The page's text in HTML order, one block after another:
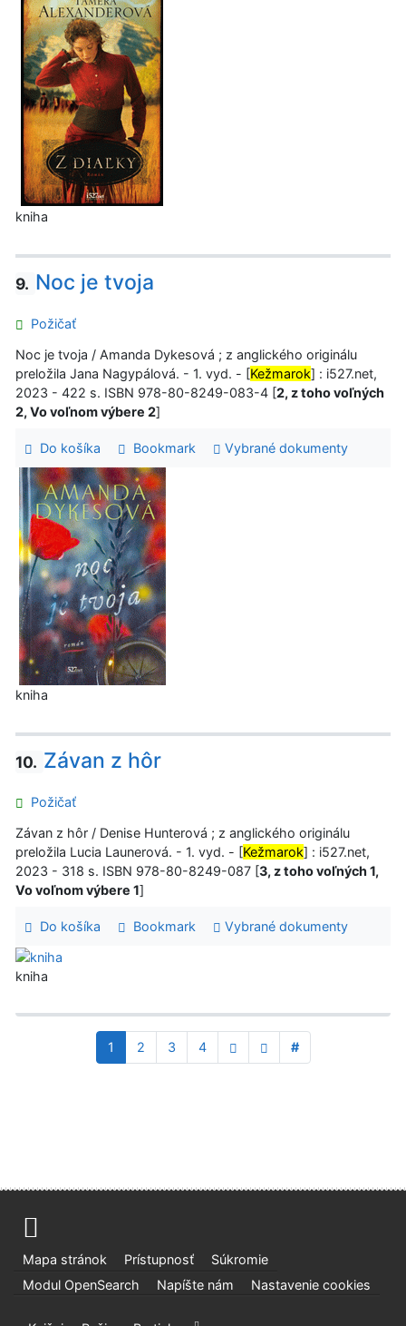
kniha
9. Noc je tvoja
Požičať
Noc je tvoja / Amanda Dykesová ; z anglického originálu
preložila Jana Nagypálová. - 1. vyd. - [Kežmarok] : i527.net,
2023 - 422 s. ISBN 978-80-8249-083-4 [2, z toho voľných
2, Vo voľnom výbere 2]
Do košíka Bookmark Vybrané dokumenty
kniha
10. Závan z hôr
Požičať
Závan z hôr / Denise Hunterová ; z anglického originálu
preložila Lucia Launerová. - 1. vyd. - [Kežmarok] : i527.net,
2023 - 318 s. ISBN 978-80-8249-087 [3, z toho voľných 1,
Vo voľnom výbere 1]
Do košíka Bookmark Vybrané dokumenty
kniha
1 2 3 4 #
Mapa stránok Prístupnosť
Súkromie
Modul OpenSearch
Napíšte nám Nastavenie cookies